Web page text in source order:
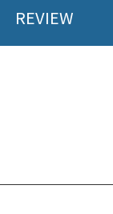
REVIEW